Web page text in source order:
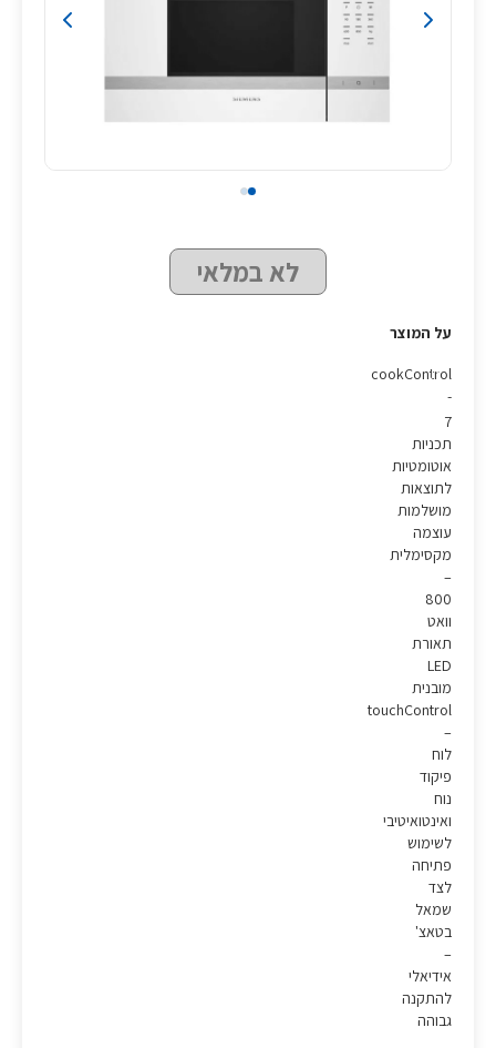
לא במלאי
על המוצר
cookControl
ת
תכניות
אוטומטיות
לתוצאות
מושלמות
עוצמה
מקסימלית
800
וואט
תאורת
LED
מובנית
touchControl
לוח
פיקוד
נוח
ואינטואיטיבי
לשימוש
פתיחה
לצד
שמאל
בטאצ'
אידיאלי
להתקנה
גבוהה